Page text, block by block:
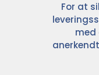
For at
med